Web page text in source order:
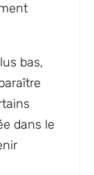
bas,
dans le